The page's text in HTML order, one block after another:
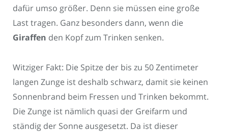
dafür umso größer. Denn sie müssen eine große
Last tragen. Ganz besonders dann, wenn die
Giraffen den Kopf zum Trinken senken.
Witziger Fakt: Die Spitze der bis zu 50 Zentimeter
langen Zunge ist deshalb schwarz, damit sie keinen
Sonnenbrand beim Fressen und Trinken bekommt.
Die Zunge ist nämlich quasi der Greifarm und
ständig der Sonne ausgesetzt. Da ist dieser